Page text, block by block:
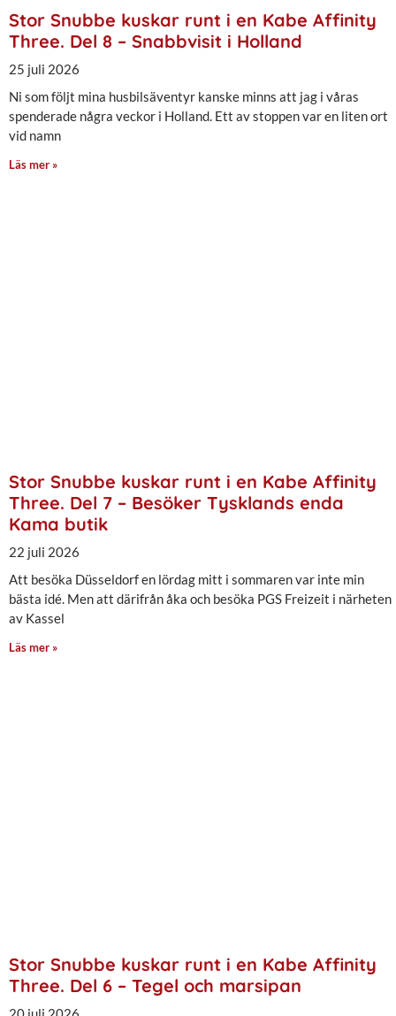
Stor Snubbe kuskar runt i en Kabe Affinity
Three. Del 8 – Snabbvisit i Holland
25 juli 2026
Ni som följt mina husbilsäventyr kanske minns att jag i våras
spenderade några veckor i Holland. Ett av stoppen var en liten ort
vid namn
Läs mer »
Stor Snubbe kuskar runt i en Kabe Affinity
Three. Del 7 – Besöker Tysklands enda
Kama butik
22 juli 2026
Att besöka Düsseldorf en lördag mitt i sommaren var inte min
bästa idé. Men att därifrån åka och besöka PGS Freizeit i närheten
av Kassel
Läs mer »
Stor Snubbe kuskar runt i en Kabe Affinity
Three. Del 6 – Tegel och marsipan